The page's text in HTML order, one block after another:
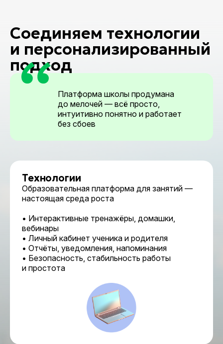
Соединяем технологии
и персона­лизиро­ванный
подход
Платформа школы продумана
до мелочей — всё просто,
интуитивно понятно и работает
без сбоев
Технологии
Образовательная платформа для занятий —
настоящая среда роста
• Интерактивные тренажёры, домашки,
вебинары
• Личный кабинет ученика и родителя
• Отчёты, уведомления, напоминания
• Безопасность, стабильность работы
и простота